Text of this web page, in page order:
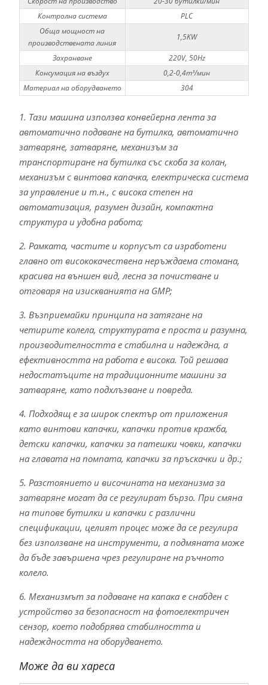
Контролна система
PLC
Обща мощност на
производствената линия
1,5KW
Захранване
220V, 50Hz
Консумация на въздух
0,2-0,4m³/мин
Материал на оборудването
304
1. Тази машина използва конвейерна лента за
автоматично подаване на бутилка, автоматично
затваряне, затваряне, механизъм за
транспортиране на бутилка със скоба за колан,
механизъм с винтова капачка, електрическа система
за управление и т.н., с висока степен на
автоматизация, разумен дизайн, компактна
структура и удобна работа;
2. Рамката, частите и корпусът са изработени
главно от висококачествена неръждаема стомана,
красива на външен вид, лесна за почистване и
отговаря на изискванията на GMP;
3. Възприемайки принципа на затягане на
четирите колела, структурата е проста и разумна,
производителността е стабилна и надеждна, а
ефективността на работа е висока. Той решава
недостатъците на традиционните машини за
затваряне, като подхлъзване и повреда.
4. Подходящ е за широк спектър от приложения
като винтови капачки, капачки против кражба,
детски капачки, капачки за патешки човки, капачки
на главата на помпата, капачки за пръскачки и др.;
5. Разстоянието и височината на механизма за
затваряне могат да се регулират бързо. При смяна
на типове бутилки и капачки с различни
спецификации, целият процес може да се регулира
без използване на инструменти, а подмяната може
да бъде завършена чрез регулиране на ръчното
колело.
6. Механизмът за подаване на капака е снабден с
устройство за безопасност на фотоелектричен
сензор, което подобрява стабилността и
надеждността на оборудването.
Може да ви хареса